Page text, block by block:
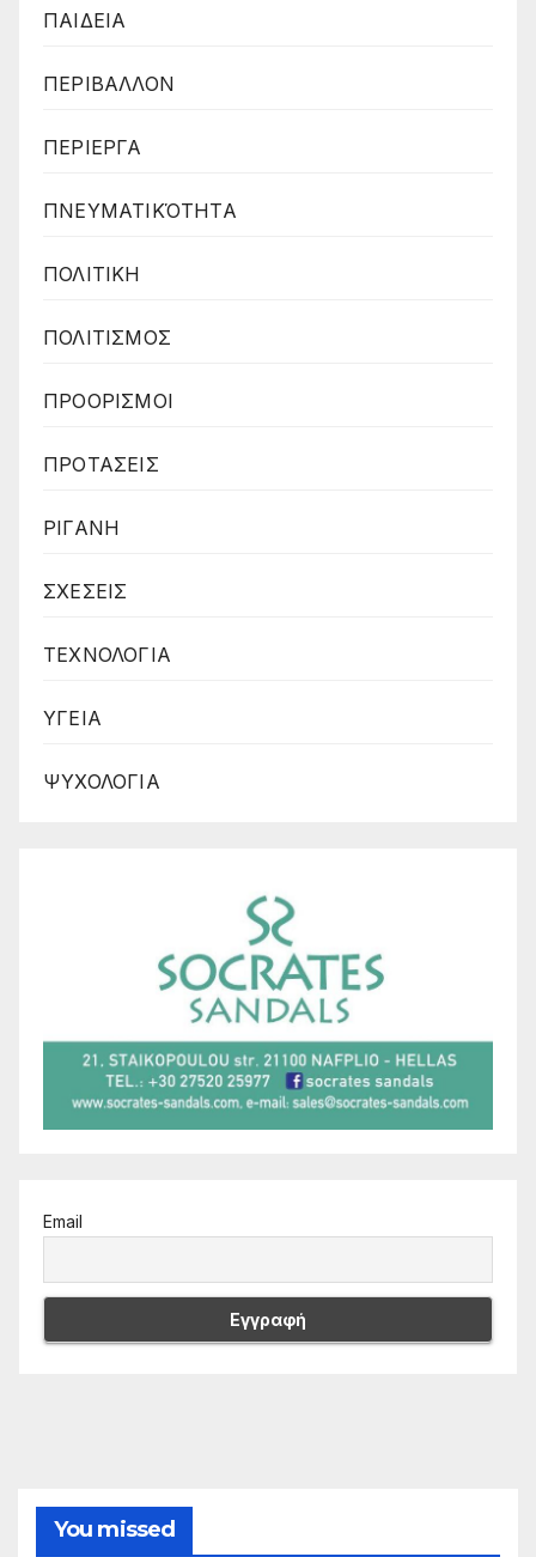
ΠΑΙΔΕΙΑ
ΠΕΡΙΒΑΛΛΟΝ
ΠΕΡΙΕΡΓΑ
ΠΝΕΥΜΑΤΙΚΌΤΗΤΑ
ΠΟΛΙΤΙΚΗ
ΠΟΛΙΤΙΣΜΟΣ
ΠΡΟΟΡΙΣΜΟΙ
ΠΡΟΤΑΣΕΙΣ
ΡΙΓΑΝΗ
ΣΧΕΣΕΙΣ
ΤΕΧΝΟΛΟΓΙΑ
ΥΓΕΙΑ
ΨΥΧΟΛΟΓΙΑ
Email
You missed